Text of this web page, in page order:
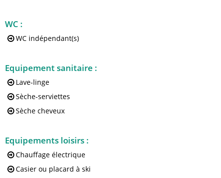
WC :
WC indépendant(s)
Equipement sanitaire :
Lave-linge
Sèche-serviettes
Sèche cheveux
Equipements loisirs :
Chauffage électrique
Casier ou placard à ski